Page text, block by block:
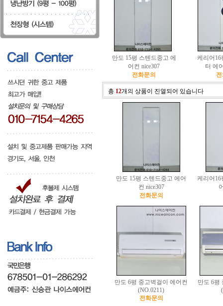
만도 15평 스텐드중고 에
어컨 nice307
전화문의
케리어16
터 에
총 12개의 상품이 진열되어 있습니다
만도 15평 스텐드중고 에어
컨 nice307
전화문의
케리어16
만도 6평 중고벽걸이 에어컨
(NO.0211)
전화문의
만도 6평